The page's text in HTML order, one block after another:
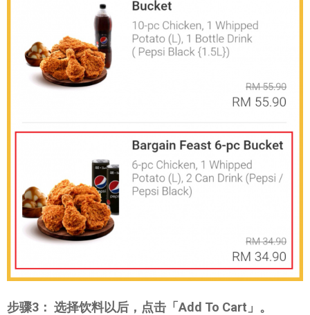
步骤3： 选择饮料以后，点击「Add To Cart」。